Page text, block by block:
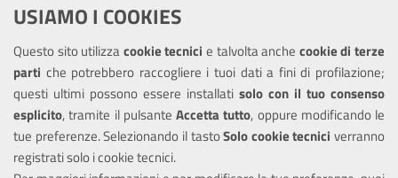
USIAMO I COOKIES
Questo sito utilizzacookie tecnicie talvolta anche cookie di terze
parti che potrebbero raccogliere i tuoi dati a fini di profilazione;
questi ultimi possono essere installati solo con il tuo consenso
esplicito, tramite il pulsante Accetta tutto, oppure modificando le
tue preferenze. Selezionando il tastoSolo cookie tecnici verranno
registrati solo i cookie tecnici.
Richiesta assistenza
Amministrazione trasparente
Informativa privacy
Note legali
Piano di miglioramento del sito
Dichiarazione di accessibilità